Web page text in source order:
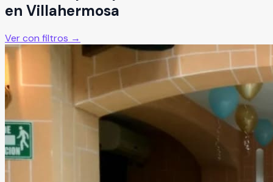
en Villahermosa
Ver con filtros →